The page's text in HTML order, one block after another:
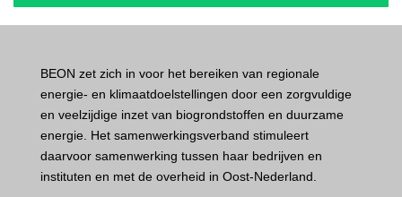
BEON zet zich in voor het bereiken van regionale
energie- en klimaatdoelstellingen door een zorgvuldige
en veelzijdige inzet van biogrondstoffen en duurzame
energie. Het samenwerkingsverband stimuleert
daarvoor samenwerking tussen haar bedrijven en
instituten en met de overheid in Oost-Nederland.